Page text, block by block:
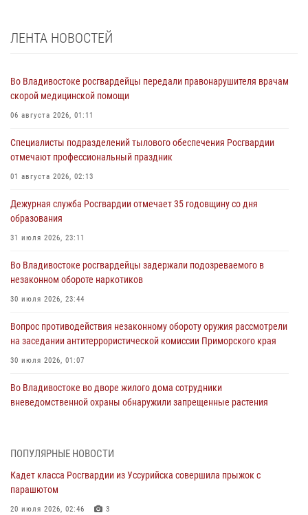
ЛЕНТА НОВОСТЕЙ
Во Владивостоке росгвардейцы передали правонарушителя врачам
скорой медицинской помощи
06 августа 2026, 01:11
Специалисты подразделений тылового обеспечения Росгвардии
отмечают профессиональный праздник
01 августа 2026, 02:13
Дежурная служба Росгвардии отмечает 35 годовщину со дня
образования
31 июля 2026, 23:11
Во Владивостоке росгвардейцы задержали подозреваемого в
незаконном обороте наркотиков
30 июля 2026, 23:44
Вопрос противодействия незаконному обороту оружия рассмотрели
на заседании антитеррористической комиссии Приморского края
30 июля 2026, 01:07
Во Владивостоке во дворе жилого дома сотрудники
вневедомственной охраны обнаружили запрещенные растения
В День Крещения Руси в Князь-Владимирском храме – Главном
ходом
28 июля 2026, 10:29
ПОПУЛЯРНЫЕ НОВОСТИ
Кадет класса Росгвардии из Уссурийска совершила прыжок с
парашютом
20 июля 2026, 02:46 3